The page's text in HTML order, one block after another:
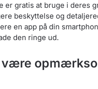
er gratis at bruge i deres
beskyttelse og
en app på din
den ringe ud.
være